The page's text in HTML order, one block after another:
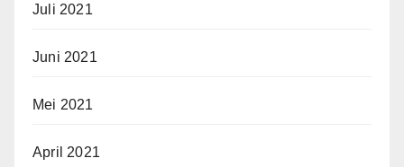
Juli 2021
Juni 2021
Mei 2021
April 2021